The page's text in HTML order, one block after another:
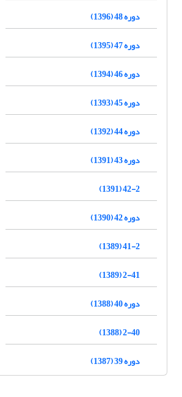
دوره 48 (1396)
دوره 47 (1395)
دوره 46 (1394)
دوره 45 (1393)
دوره 44 (1392)
دوره 43 (1391)
42-2 (1391)
دوره 42 (1390)
41-2 (1389)
2-41 (1389)
دوره 40 (1388)
2-40 (1388)
دوره 39 (1387)